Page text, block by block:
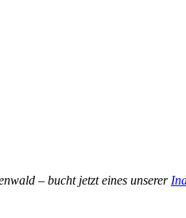
– bucht jetzt eines unserer